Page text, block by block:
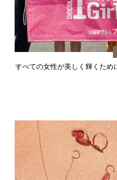
すべての女性が美しく輝くた